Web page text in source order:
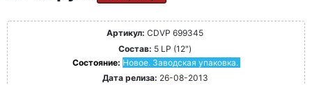
Артикул: CDVP 699345
Состав: 5 LP (12")
Состояние: Новое. Заводская упаковка.
Дата релиза: 26-08-2013